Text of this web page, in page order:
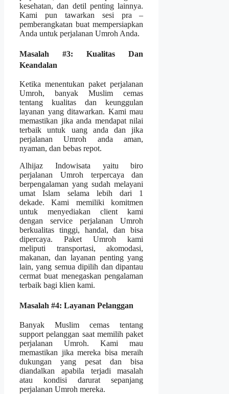
kesehatan, dan detil penting lainnya.
Kami pun tawarkan sesi pra –
pemberangkatan buat mempersiapkan
Anda untuk perjalanan Umroh Anda.
Masalah #3: Kualitas Dan
Keandalan
Ketika menentukan paket perjalanan
Umroh, banyak Muslim cemas
tentang kualitas dan keunggulan
layanan yang ditawarkan. Kami mau
memastikan jika anda mendapat nilai
terbaik untuk uang anda dan jika
perjalanan Umroh anda aman,
nyaman, dan bebas repot.
Alhijaz Indowisata yaitu biro
perjalanan Umroh terpercaya dan
berpengalaman yang sudah melayani
umat Islam selama lebih dari 1
dekade. Kami memiliki komitmen
untuk menyediakan client kami
dengan service perjalanan Umroh
berkualitas tinggi, handal, dan bisa
dipercaya. Paket Umroh kami
meliputi transportasi, akomodasi,
makanan, dan layanan penting yang
lain, yang semua dipilih dan dipantau
cermat buat menegaskan pengalaman
terbaik bagi klien kami.
Masalah #4: Layanan Pelanggan
Banyak Muslim cemas tentang
support pelanggan saat memilih paket
perjalanan Umroh. Kami mau
memastikan jika mereka bisa meraih
dukungan yang pesat dan bisa
diandalkan apabila terjadi masalah
atau kondisi darurat sepanjang
perjalanan Umroh mereka.